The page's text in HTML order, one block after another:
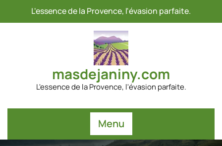
L'essence de la Provence, l'évasion parfaite.
masdejaniny.com
L'essence de la Provence, l'évasion parfaite.
Menu